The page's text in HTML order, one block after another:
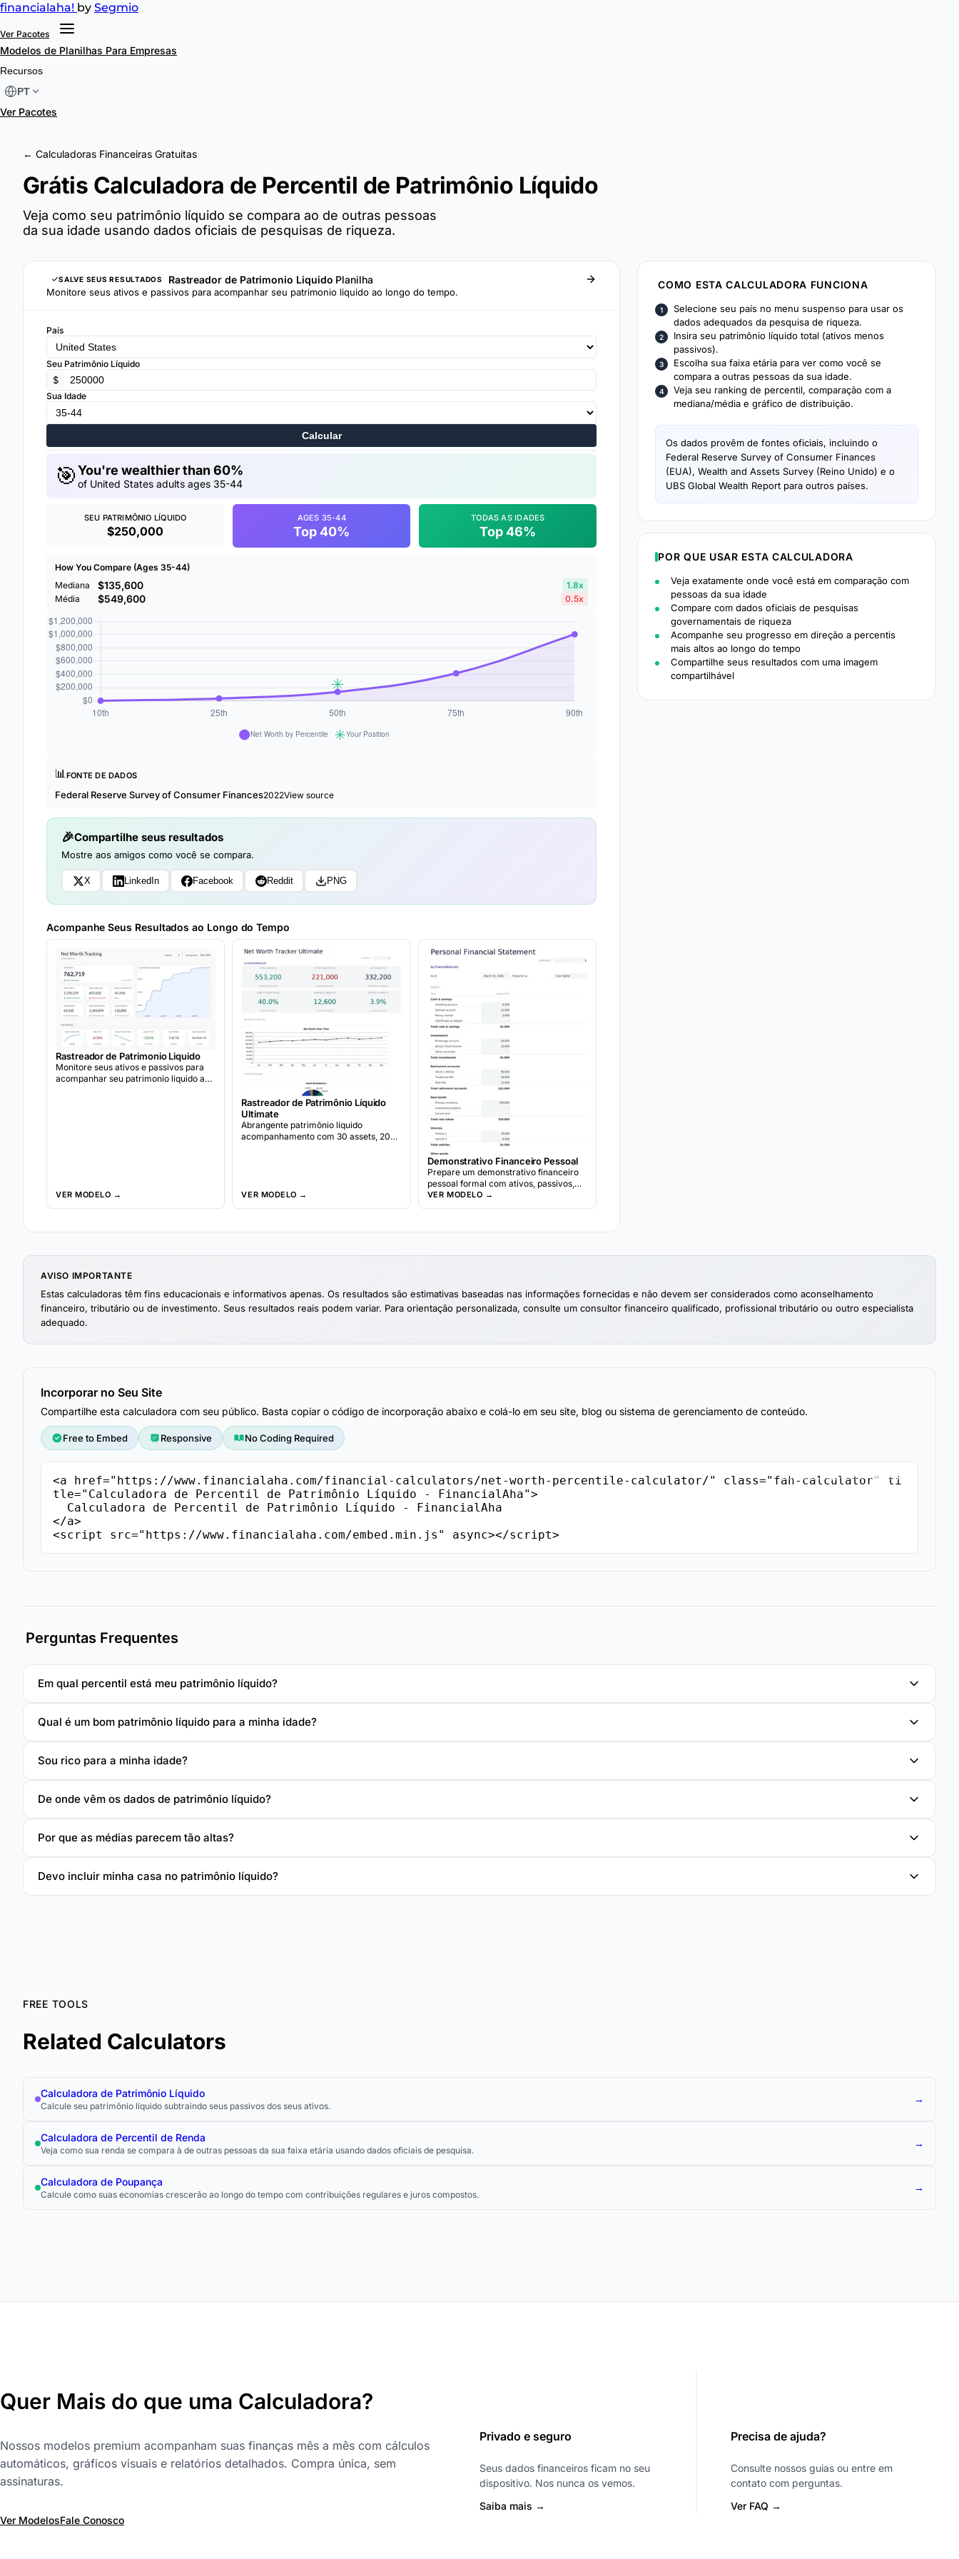
financialaha! by Segmio
Ver Pacotes
Modelos de Planilhas Para Empresas
Recursos
PT
Ver Pacotes
← Calculadoras Financeiras Gratuitas
Grátis Calculadora de Percentil de Patrimônio Líquido
Veja como seu patrimônio líquido se compara ao de outras pessoas
da sua idade usando dados oficiais de pesquisas de riqueza.
SALVE SEUS RESULTADOS Rastreador de Patrimonio Liquido Planilha
Monitore seus ativos e passivos para acompanhar seu patrimonio liquido ao longo do tempo.
País
Seu Patrimônio Líquido
$
Sua Idade
Calcular
🎯You're wealthier than 60%
of United States adults ages 35-44
SEU PATRIMÔNIO LÍQUIDO
$250,000
AGES 35-44
Top 40%
TODAS AS IDADES
Top 46%
How You Compare (Ages 35-44)
Mediana
$135,600
1.8x
Média
$549,600 0.5x
📊FONTE DE DADOS
Federal Reserve Survey of Consumer Finances2022View source
Compartilhe seus resultados
Mostre aos amigos como você se compara.
X LinkedIn Facebook Reddit PNG
Acompanhe Seus Resultados ao Longo do Tempo
Rastreador de Patrimonio Liquido
Monitore seus ativos e passivos para
acompanhar seu patrimonio liquido ao
VER MODELO →
Rastreador de Patrimônio Líquido
Ultimate
Abrangente patrimônio líquido
acompanhamento com 30 assets, 20
VER MODELO →
Demonstrativo Financeiro Pessoal
Prepare um demonstrativo financeiro
pessoal formal com ativos, passivos,
renda e despesas. Frequentemente
utilizado para solicitações de
VER MODELO →
COMO ESTA CALCULADORA FUNCIONA
Selecione seu país no menu suspenso para usar os
dados adequados da pesquisa de riqueza.
Insira seu patrimônio líquido total (ativos menos
passivos).
Escolha sua faixa etária para ver como você se
compara a outras pessoas da sua idade.
Veja seu ranking de percentil, comparação com a
mediana/média e gráfico de distribuição.
Os dados provêm de fontes oficiais, incluindo o
Federal Reserve Survey of Consumer Finances
(EUA), Wealth and Assets Survey (Reino Unido) e o
UBS Global Wealth Report para outros países.
POR QUE USAR ESTA CALCULADORA
Veja exatamente onde você está em comparação com
pessoas da sua idade
Compare com dados oficiais de pesquisas
governamentais de riqueza
Acompanhe seu progresso em direção a percentis
mais altos ao longo do tempo
Compartilhe seus resultados com uma imagem
compartilhável
AVISO IMPORTANTE
Estas calculadoras têm fins educacionais e informativos apenas. Os resultados são estimativas baseadas nas informações fornecidas e não devem ser considerados como aconselhamento
financeiro, tributário ou de investimento. Seus resultados reais podem variar. Para orientação personalizada, consulte um consultor financeiro qualificado, profissional tributário ou outro especialista
adequado.
Incorporar no Seu Site
Compartilhe esta calculadora com seu público. Basta copiar o código de incorporação abaixo e colá-lo em seu site, blog ou sistema de gerenciamento de conteúdo.
Free to Embed Responsive No Coding Required
<a href="https://www.financialaha.com/financial-calculators/net-worth-percentile-calculator/" class="fah-calculator" ti
tle="Calculadora de Percentil de Patrimônio Líquido - FinancialAha">
</a>
<script src="https://www.financialaha.com/embed.min.js" async></script>
Copiar Código de Incorporação
Perguntas Frequentes
Em qual percentil está meu patrimônio líquido?
Qual é um bom patrimônio líquido para a minha idade?
Sou rico para a minha idade?
De onde vêm os dados de patrimônio líquido?
Por que as médias parecem tão altas?
Devo incluir minha casa no patrimônio líquido?
FREE TOOLS
Related Calculators
Calculadora de Patrimônio Líquido
Calcule seu patrimônio líquido subtraindo seus passivos dos seus ativos.
→
Calculadora de Percentil de Renda
Veja como sua renda se compara à de outras pessoas da sua faixa etária usando dados oficiais de pesquisa.
→
Calculadora de Poupança
Calcule como suas economias crescerão ao longo do tempo com contribuições regulares e juros compostos.
→
Quer Mais do que uma Calculadora?
Nossos modelos premium acompanham suas finanças mês a mês com cálculos
automáticos, gráficos visuais e relatórios detalhados. Compra única, sem
assinaturas.
Ver ModelosFale Conosco
Privado e seguro
Seus dados financeiros ficam no seu
dispositivo. Nos nunca os vemos.
Saiba mais →
Precisa de ajuda?
Consulte nossos guias ou entre em
contato com perguntas.
Ver FAQ →